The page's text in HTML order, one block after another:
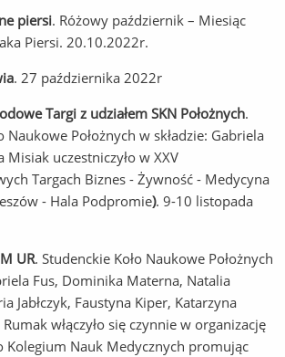
piersi. Różowy październik – Miesiąc
Piersi. 20.10.2022r.
. 27 października 2022r
Targi z udziałem SKN Położnych.
Naukowe Położnych w składzie: Gabriela
Misiak uczestniczyło w XXV
Targach Biznes - Żywność - Medycyna
- Hala Podpromie). 9-10 listopada
UR. Studenckie Koło Naukowe Położnych
Fus, Dominika Materna, Natalia
Jabłczyk, Faustyna Kiper, Katarzyna
włączyło się czynnie w organizację
Kolegium Nauk Medycznych promując